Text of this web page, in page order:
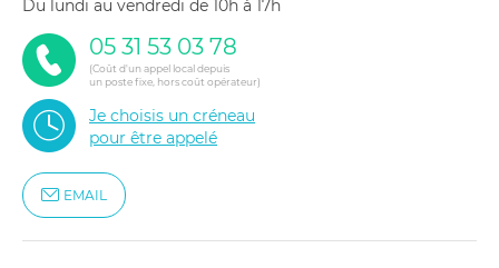
du lundi au vendredi de 10h à 17h
05 31 53 03 78
(Coût d'un appel local depuis
un poste fixe, hors coût opérateur)
Je choisis un créneau
pour être appelé
EMAIL